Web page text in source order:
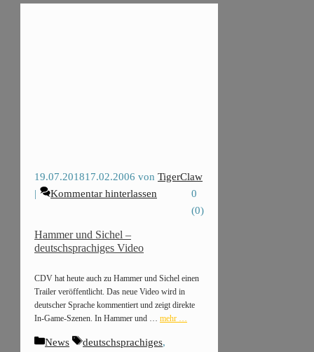
Hammer und Sichel –
deutschsprachiges Video
19.07.201817.02.2006 von TigerClaw
0
(0)
Kommentar hinterlassen
CDV hat heute auch zu Hammer und Sichel einen
Trailer veröffentlicht. Das neue Video wird in
deutscher Sprache kommentiert und zeigt direkte
In-Game-Szenen. In Hammer und … mehr …
Kategorien
News Schlagwörter
deutschsprachiges,